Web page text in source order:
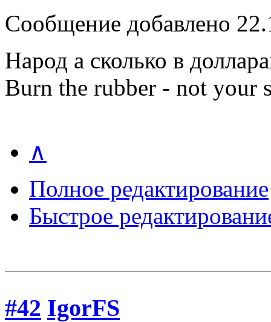
Сообщение добавлено
Народ а сколько в
Burn the rubber - not your
∧
Полное редактирование
Быстрое
#42 IgorFS